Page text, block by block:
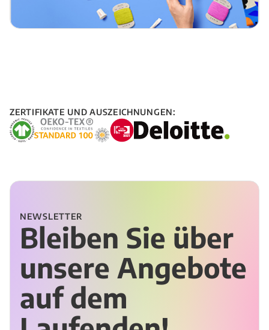
ZERTIFIKATE UND AUSZEICHNUNGEN:
NEWSLETTER
Bleiben Sie über
unsere Angebote
auf dem